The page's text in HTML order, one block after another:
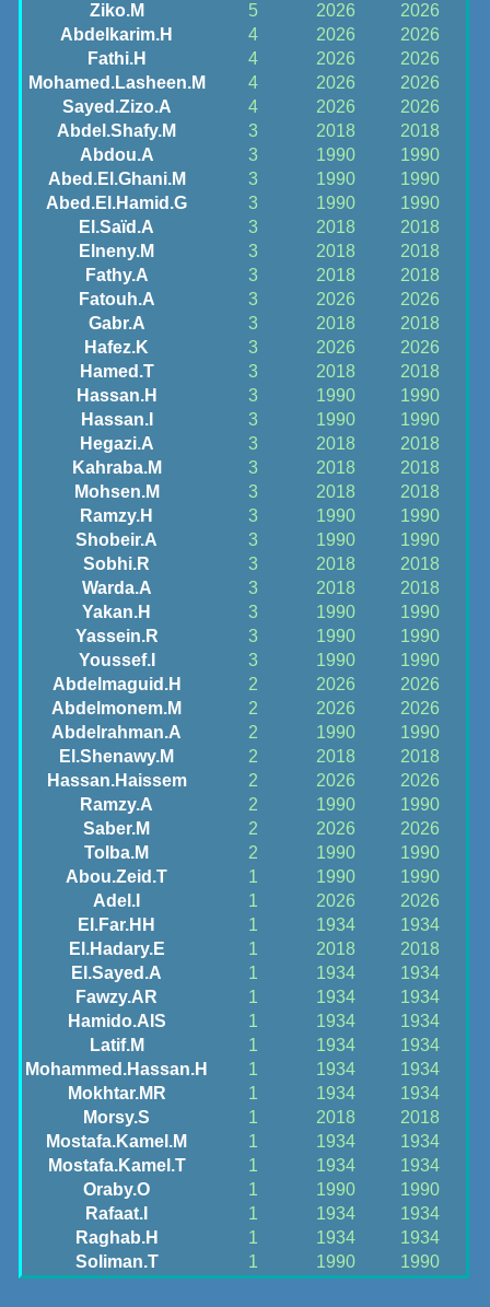
Ziko.M
5 2026
2026
Abdelkarim.H
4 2026
2026
Fathi.H
4 2026
2026
Mohamed.Lasheen.M
4 2026
2026
Sayed.Zizo.A
4 2026
2026
Abdel.Shafy.M
3 2018
2018
Abdou.A
3 1990
1990
Abed.El.Ghani.M
3 1990
1990
Abed.El.Hamid.G
3 1990
1990
El.Saïd.A
3 2018
2018
Elneny.M
3 2018
2018
Fathy.A
3 2018
2018
Fatouh.A
3 2026
2026
Gabr.A
3 2018
2018
Hafez.K
3 2026
2026
Hamed.T
3 2018
2018
Hassan.H
3 1990
1990
Hassan.I
3 1990
1990
Hegazi.A
3 2018
2018
Kahraba.M
3 2018
2018
Mohsen.M
3 2018
2018
Ramzy.H
3 1990
1990
Shobeir.A
3 1990
1990
Sobhi.R
3 2018
2018
Warda.A
3 2018
2018
Yakan.H
3 1990
1990
Yassein.R
3 1990
1990
Youssef.I
3 1990
1990
Abdelmaguid.H
2 2026
2026
Abdelmonem.M
2 2026
2026
Abdelrahman.A
2 1990
1990
El.Shenawy.M
2 2018
2018
Hassan.Haissem
2 2026
2026
Ramzy.A
2 1990
1990
Saber.M
2 2026
2026
Tolba.M
2 1990
1990
Abou.Zeid.T
1 1990
1990
Adel.I
1 2026
2026
El.Far.HH
1 1934
1934
El.Hadary.E
1 2018
2018
El.Sayed.A
1 1934
1934
Fawzy.AR
1 1934
1934
Hamido.AIS
1 1934
1934
Latif.M
1 1934
1934
Mohammed.Hassan.H
1 1934
1934
Mokhtar.MR
1 1934
1934
Morsy.S
1 2018
2018
Mostafa.Kamel.M
1 1934
1934
Mostafa.Kamel.T
1 1934
1934
Oraby.O
1 1990
1990
Rafaat.I
1 1934
1934
Raghab.H
1 1934
1934
Soliman.T
1 1990 1990